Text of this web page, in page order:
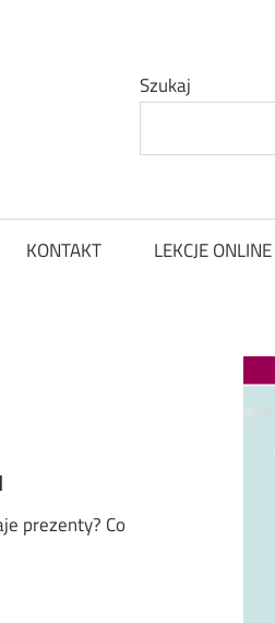
Szukaj
KONTAKT LEKCJE ONLINE
prezenty? Co